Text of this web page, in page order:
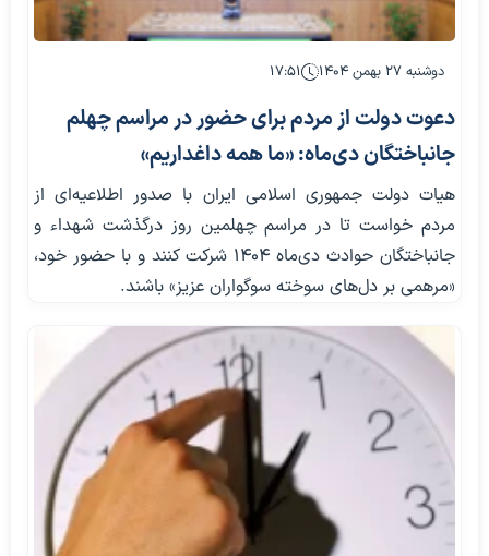
دوشنبه ۲۷ بهمن ۱۴۰۴ ۱۷:۵۱
دعوت دولت از مردم برای حضور در مراسم چهلم
جانباختگان دی‌ماه: «ما همه داغداریم»
هیات دولت جمهوری اسلامی ایران با صدور اطلاعیه‌ای از
مردم خواست تا در مراسم چهلمین روز درگذشت شهداء و
جانباختگان حوادث دی‌ماه ۱۴۰۴ شرکت کنند و با حضور خود،
«مرهمی بر دل‌های سوخته سوگواران عزیز» باشند.